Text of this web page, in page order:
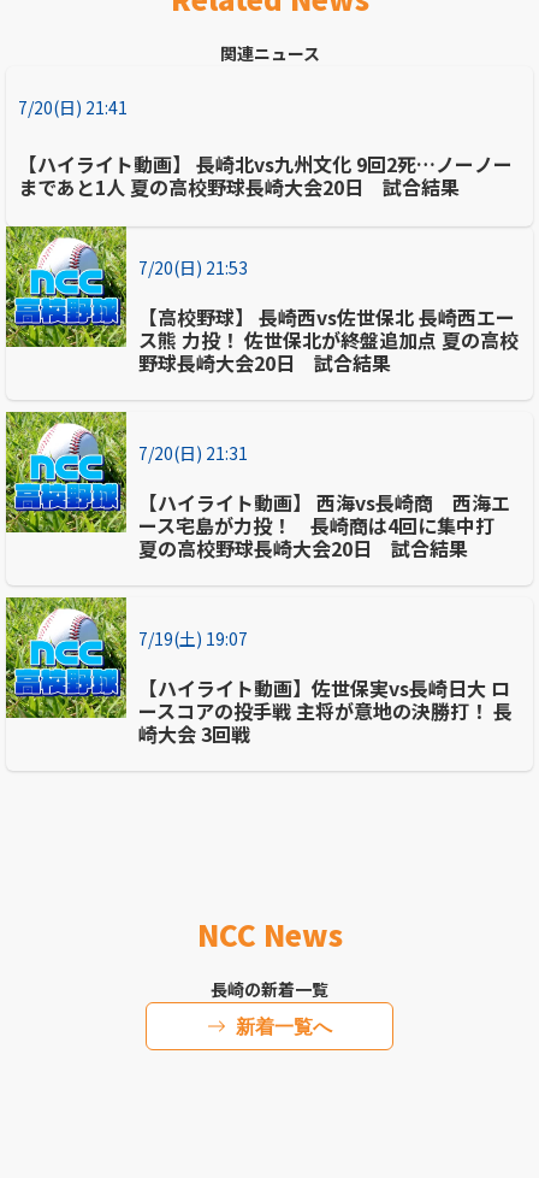
関連ニュース
7/20(日) 21:41
【ハイライト動画】 長崎北vs九州文化 9回2死…ノーノー
まであと1人 夏の高校野球長崎大会20日 試合結果
7/20(日) 21:53
【高校野球】 長崎西vs佐世保北 長崎西エー
ス熊 力投！ 佐世保北が終盤追加点 夏の高校
野球長崎大会20日 試合結果
7/20(日) 21:31
【ハイライト動画】 西海vs長崎商 西海エ
ース宅島が力投！ 長崎商は4回に集中打
夏の高校野球長崎大会20日 試合結果
7/19(土) 19:07
【ハイライト動画】佐世保実vs長崎日大 ロ
ースコアの投手戦 主将が意地の決勝打！ 長
崎大会 3回戦
NCC News
長崎の新着一覧
新着一覧へ